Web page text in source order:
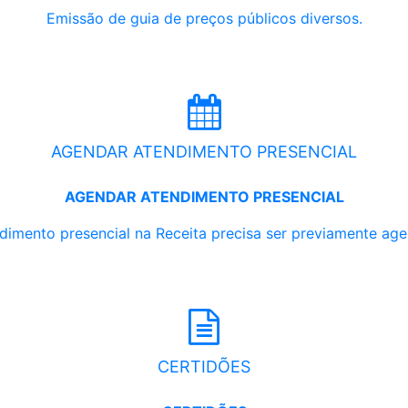
Emissão de guia de preços públicos diversos.
AGENDAR ATENDIMENTO PRESENCIAL
AGENDAR ATENDIMENTO PRESENCIAL
presencial na Receita precisa ser previamente
CERTIDÕES